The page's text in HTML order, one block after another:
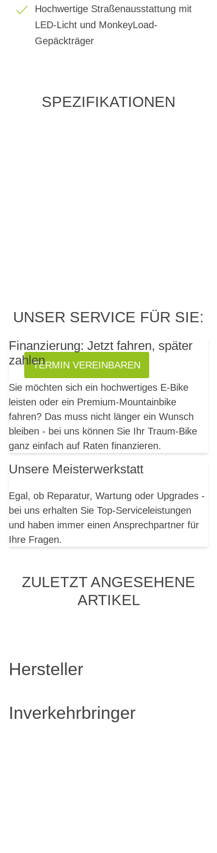
Hochwertige Straßenausstattung mit
LED-Licht und MonkeyLoad-
Gepäckträger
SPEZIFIKATIONEN
PROBEFAHRT? JA,
TERMIN VEREINBAREN
UNSER SERVICE FÜR SIE:
Finanzierung: Jetzt fahren, später
zahlen
Sie möchten sich ein hochwertiges E-Bike
leisten oder ein Premium-Mountainbike
fahren? Das muss nicht länger ein Wunsch
bleiben - bei uns können Sie Ihr Traum-Bike
ganz einfach auf Raten finanzieren.
Unsere Meisterwerkstatt
Egal, ob Reparatur, Wartung oder Upgrades -
bei uns erhalten Sie Top-Serviceleistungen
und haben immer einen Ansprechpartner für
Ihre Fragen.
ZULETZT ANGESEHENE
ARTIKEL
Hersteller
Inverkehrbringer